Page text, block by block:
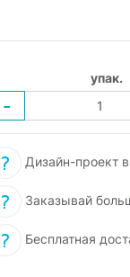
упак.
−
Дизайн-проект
Заказывай
Бесплатная